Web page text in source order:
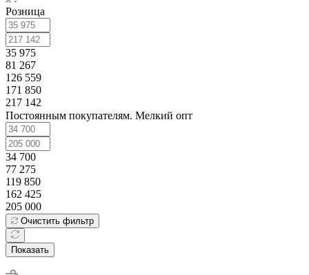
Розница
35 975
81 267
126 559
171 850
217 142
Постоянным покупателям. Мелкий опт
34 700
77 275
119 850
162 425
205 000
Очистить фильтр
Показать